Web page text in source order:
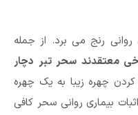
رنج می برد. از جمله
معتقدند سحر تبر دچار
چهره زیبا به یک چهره
بیماری روانی سحر کافی